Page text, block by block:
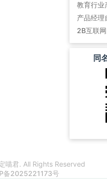
教育行业
产品经理
2B互联
同
喵君. All Rights Reserved
备2025221173号